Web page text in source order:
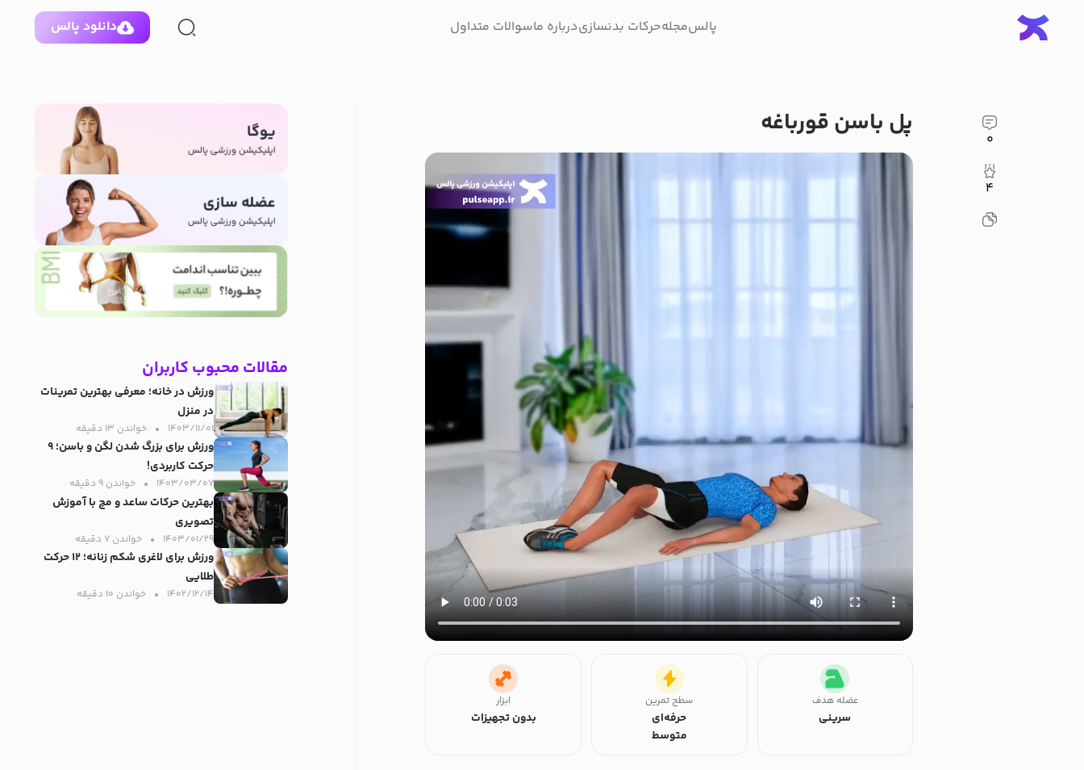
پالسمجلهحرکات بدنسازیدرباره ماسوالات متداول دانلود پالس
۰
۴
پل باسن قورباغه
عضله هدف
سرینی
سطح تمرین
حرفه‌ای
متوسط
ابزار
بدون تجهیزات
مقالات محبوب کاربران
ورزش در خانه؛ معرفی بهترین تمرینات
در منزل
۱۴۰۳/۱۱/۰۱ خواندن ۱۳ دقیقه‌
ورزش برای بزرگ شدن لگن و باسن؛ ۹
حرکت کاربردی!
۱۴۰۳/۰۳/۰۷ خواندن ۹ دقیقه‌
بهترین حرکات ساعد و مچ با آموزش
تصویری
۱۴۰۳/۰۱/۲۹ خواندن ۷ دقیقه‌
ورزش برای لاغری شکم زنانه؛ ۱۲ حرکت
طلایی
۱۴۰۲/۱۲/۱۴ خواندن ۱۰ دقیقه‌